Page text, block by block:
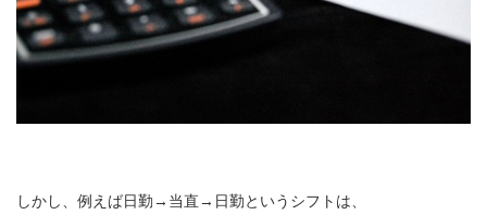
しかし、例えば日勤→当直→日勤というシフトは、